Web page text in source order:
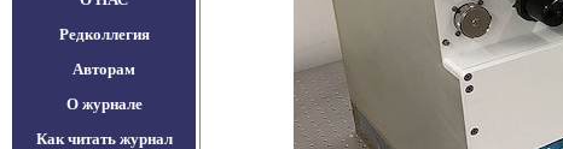
Редколлегия
Авторам
О журнале
Как читать журнал